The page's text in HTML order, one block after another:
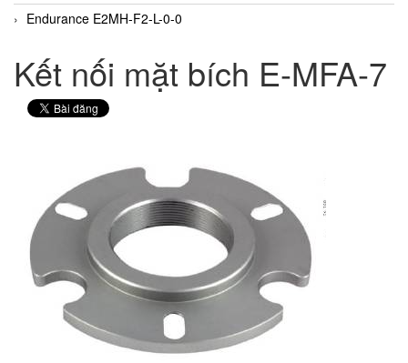
Endurance E2MH-F2-L-0-0
Kết nối mặt bích E-MFA-7